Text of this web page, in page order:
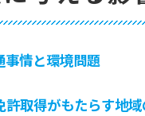
事情と環境問題
許取得がもたらす地